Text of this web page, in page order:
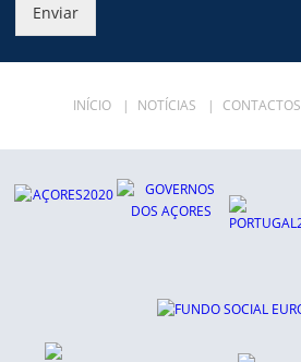
Enviar
INÍCIO | NOTÍCIAS | CONTACTOS